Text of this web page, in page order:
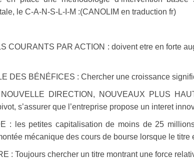
le C-A-N-S-L-I-M :(CANOLIM en traduction fr)
COURANTS PAR ACTION : doivent etre en forte
DES BÉNÉFICES : Chercher une croissance
DIRECTION, NOUVEAUX PLUS
s’assurer que l’entreprise propose un interet
: les petites capitalisation de moins de 25
mécanique des cours de bourse lorsque le titre
: Toujours chercher un titre montrant une force